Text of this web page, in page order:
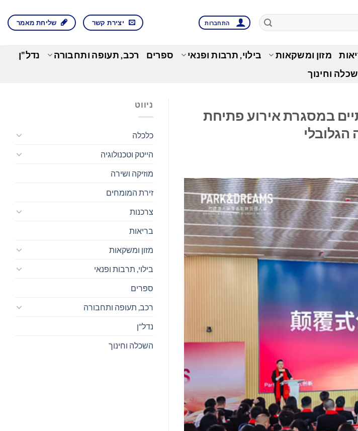
התחברות יצירת קשר שליחת מאמר
מזון ומשקאות בילוי, תרבות ופנאי ספרים רכב, תעופה ותחבורה
נדל"ן
וחינוך
במסגרת אירוע פתיחת
ניווט
כלכלה
הייטק וטכנולוגיה
מוזיקה ושירה
זירת המומחים
צרכנות
בריאות
מזון ומשקאות
בילוי, תרבות ופנאי
ספרים
רכב, תעופה ותחבורה
נדל"ן
השכלה וחינוך